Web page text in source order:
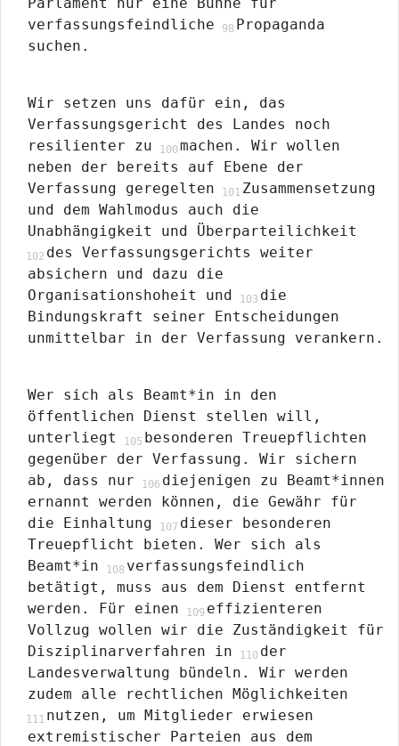
verfassungsfeindliche
Propaganda
suchen.
Wir setzen uns dafür ein, das
Verfassungsgericht des Landes noch
resilienter zu
machen. Wir wollen
neben der bereits auf Ebene der
Verfassung geregelten
Zusammensetzung
und dem Wahlmodus auch die
Unabhängigkeit und Überparteilichkeit
des Verfassungsgerichts weiter
absichern und dazu die
Organisationshoheit und
die
Bindungskraft seiner Entscheidungen
unmittelbar in der Verfassung verankern.
Wer sich als Beamt*in in den
öffentlichen Dienst stellen will,
unterliegt
besonderen Treuepflichten
gegenüber der Verfassung. Wir sichern
ab, dass nur
diejenigen zu Beamt*innen
ernannt werden können, die Gewähr für
die Einhaltung
dieser besonderen
Treuepflicht bieten. Wer sich als
Beamt*in
verfassungsfeindlich
betätigt, muss aus dem Dienst entfernt
werden. Für einen
effizienteren
Vollzug wollen wir die Zuständigkeit für
Disziplinarverfahren in
der
Landesverwaltung bündeln. Wir werden
zudem alle rechtlichen Möglichkeiten
nutzen, um Mitglieder erwiesen
extremistischer Parteien aus dem